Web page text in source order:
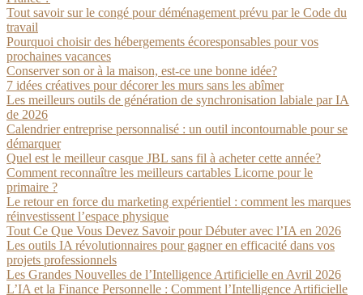
Tout savoir sur le congé pour déménagement prévu par le Code du
travail
Pourquoi choisir des hébergements écoresponsables pour vos
prochaines vacances
Conserver son or à la maison, est-ce une bonne idée?
7 idées créatives pour décorer les murs sans les abîmer
Les meilleurs outils de génération de synchronisation labiale par IA
de 2026
Calendrier entreprise personnalisé : un outil incontournable pour se
démarquer
Quel est le meilleur casque JBL sans fil à acheter cette année?
Comment reconnaître les meilleurs cartables Licorne pour le
primaire ?
Le retour en force du marketing expérientiel : comment les marques
réinvestissent l’espace physique
Tout Ce Que Vous Devez Savoir pour Débuter avec l’IA en 2026
Les outils IA révolutionnaires pour gagner en efficacité dans vos
projets professionnels
Les Grandes Nouvelles de l’Intelligence Artificielle en Avril 2026
L’IA et la Finance Personnelle : Comment l’Intelligence Artificielle